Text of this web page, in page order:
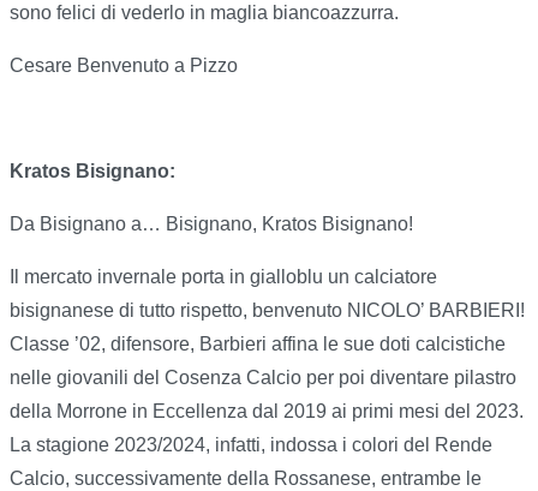
sono felici di vederlo in maglia biancoazzurra.
Cesare Benvenuto a Pizzo
Kratos Bisignano:
Da Bisignano a… Bisignano, Kratos Bisignano!
Il mercato invernale porta in gialloblu un calciatore
bisignanese di tutto rispetto, benvenuto NICOLO’ BARBIERI!
Classe ’02, difensore, Barbieri affina le sue doti calcistiche
nelle giovanili del Cosenza Calcio per poi diventare pilastro
della Morrone in Eccellenza dal 2019 ai primi mesi del 2023.
La stagione 2023/2024, infatti, indossa i colori del Rende
Calcio, successivamente della Rossanese, entrambe le